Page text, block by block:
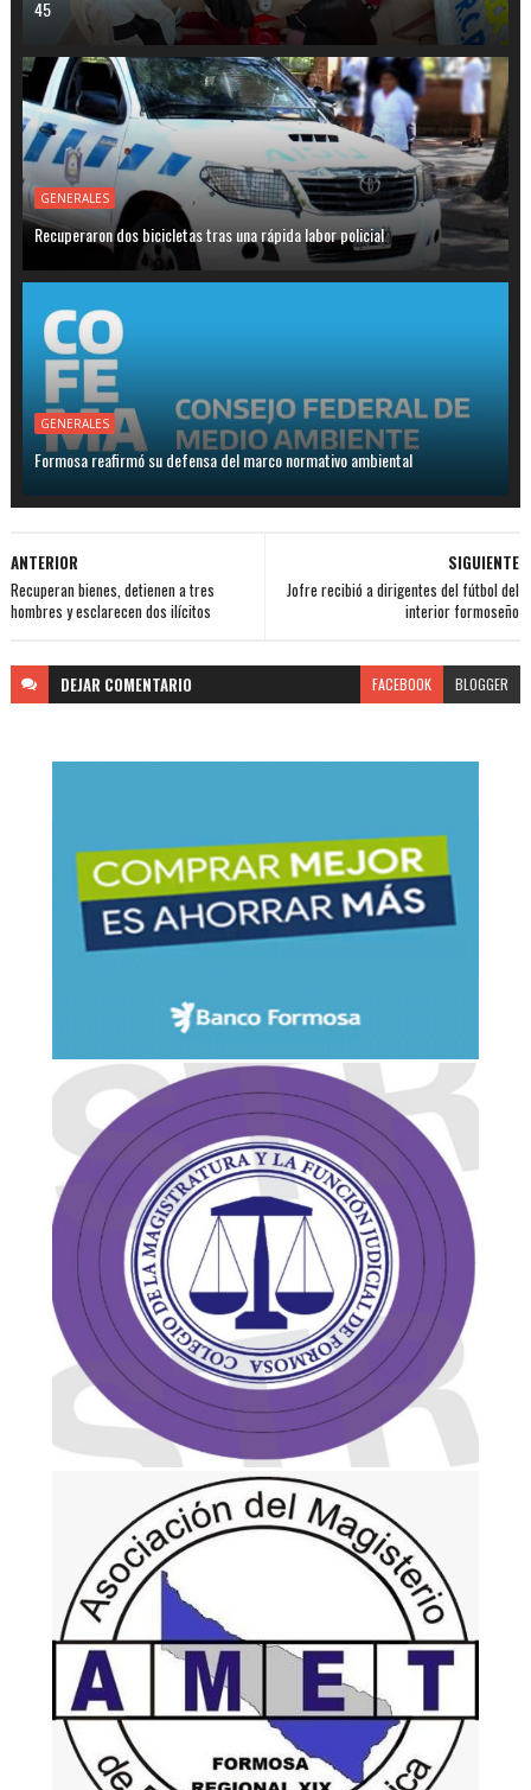
45
GENERALES
Recuperaron dos bicicletas tras una rápida labor policial
GENERALES
Formosa reafirmó su defensa del marco normativo ambiental
SIGUIENTE
Jofre recibió a dirigentes del fútbol del
interior formoseño
ANTERIOR
Recuperan bienes, detienen a tres
hombres y esclarecen dos ilícitos
DEJAR COMENTARIO FACEBOOK BLOGGER